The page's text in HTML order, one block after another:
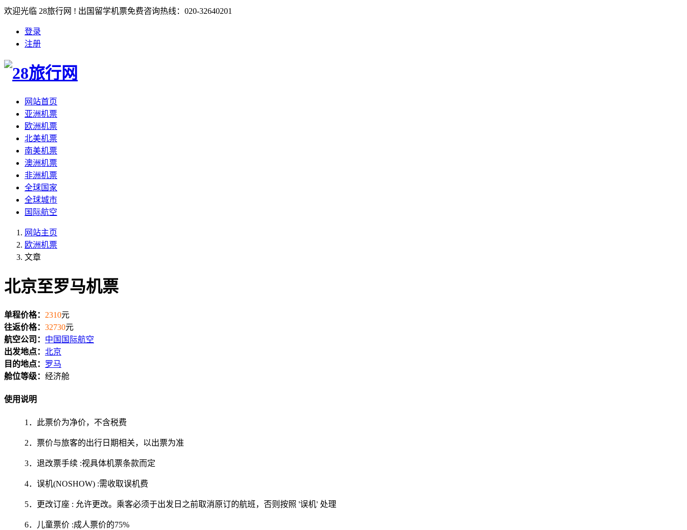
欢迎光临 28旅行网 ! 出国留学机票免费咨询热线：020-32640201
登录
注册
网站首页
亚洲机票
欧洲机票
北美机票
南美机票
澳洲机票
非洲机票
全球国家
全球城市
国际航空
网站主页
欧洲机票
文章
北京至罗马机票
单程价格： 2310元
往返价格： 32730元
航空公司： 中国国际航空
出发地点： 北京
目的地点： 罗马
舱位等级： 经济舱
使用说明
1．此票价为净价，不含税费
2．票价与旅客的出行日期相关，以出票为准
3．退改票手续 :视具体机票条款而定
4．误机(NOSHOW) :需收取误机费
5．更改订座 : 允许更改。乘客必须于出发日之前取消原订的航班，否则按照 '误机' 处理
6．儿童票价 :成人票价的75%